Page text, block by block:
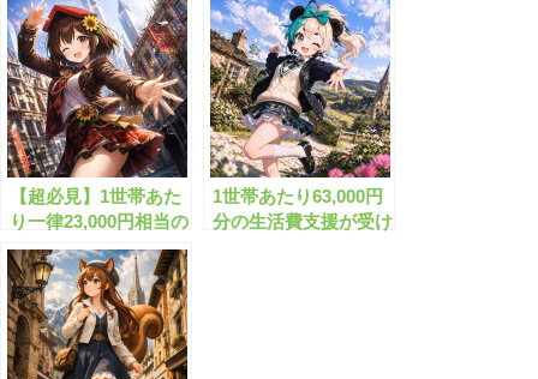
は？
【超必見】1世帯あた
り一律23,000円相当の
給付金がもらえます！
1世帯あたり63,000円
分の生活費支援が受け